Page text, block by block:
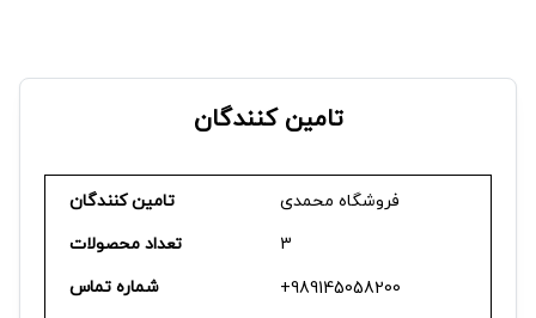
تامین کنندگان
تامین کنندگان
فروشگاه محمدی
تعداد محصولات
3
شماره تماس
+989145058200